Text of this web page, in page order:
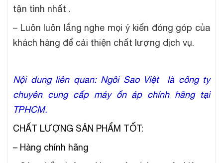
tận tình nhất .
– Luôn luôn lắng nghe mọi ý kiến đóng góp của
khách hàng để cải thiện chất lượng dịch vụ.
Nội dung liên quan: Ngôi Sao Việt là công ty
chuyên cung cấp máy ổn áp chính hãng tại
TPHCM.
CHẤT LƯỢNG SẢN PHẨM TỐT:
– Hàng chính hãng